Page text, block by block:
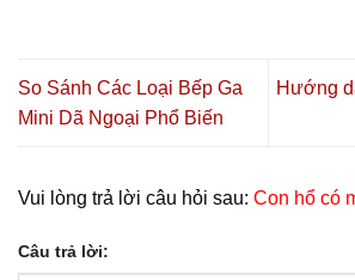
So Sánh Các Loại Bếp Ga
Mini Dã Ngoại Phổ Biến
Hướng
Vui lòng trả lời câu hỏi sau: Con hổ có
Câu trả lời: